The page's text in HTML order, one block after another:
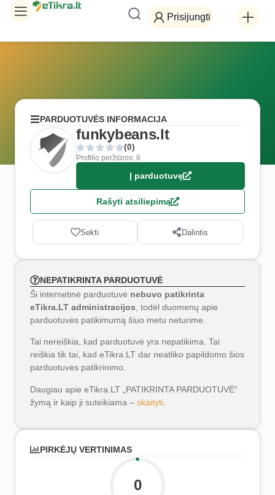
Prisijungti
PARDUOTUVĖS INFORMACIJA
funkybeans.lt
(0)
Profilio peržiūros: 6
Į parduotuvę
Rašyti atsiliepimą
Sekti Dalintis
NEPATIKRINTA PARDUOTUVĖ
Ši internetinė parduotuvė nebuvo patikrinta
eTikra.LT administracijos , todėl duomenų apie
parduotuvės patikimumą šiuo metu neturime.
Tai nereiškia, kad parduotuvė yra nepatikima. Tai
reiškia tik tai, kad eTikra.LT dar neatliko papildomo šios
parduotuvės patikrinimo.
Daugiau apie eTikra.LT „PATIKRINTA PARDUOTUVĖ“
žymą ir kaip ji suteikiama – skaityti
PIRKĖJŲ VERTINIMAS
0